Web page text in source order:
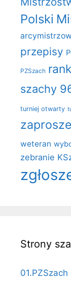
Polski
przepisy
PZSzach
szachy
turniej otwarty
weteran
zebranie
Strony
01.PZSzach